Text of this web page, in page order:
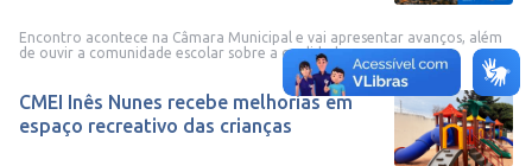
Encontro acontece na Câmara Municipal e vai apresentar avanços, além
de ouvir a comunidade escolar sobre a qualidade ...
CMEI Inês Nunes recebe melhorias em
espaço recreativo das crianças